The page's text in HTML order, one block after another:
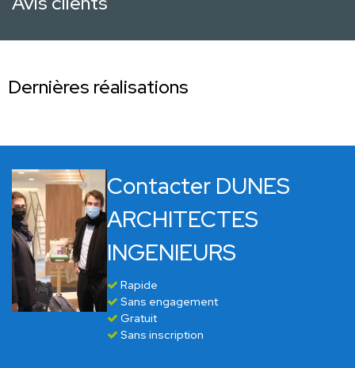
Dernières réalisations
Contacter DUNES
ARCHITECTES
INGENIEURS
Rapide
Sans engagement
Gratuit
Sans inscription